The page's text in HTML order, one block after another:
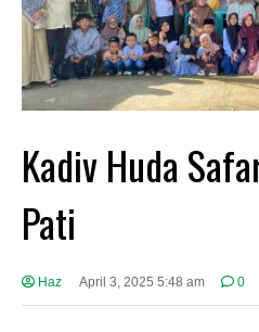
Kadiv Huda
Pati
Haz April 3, 2025 5:48 am 0